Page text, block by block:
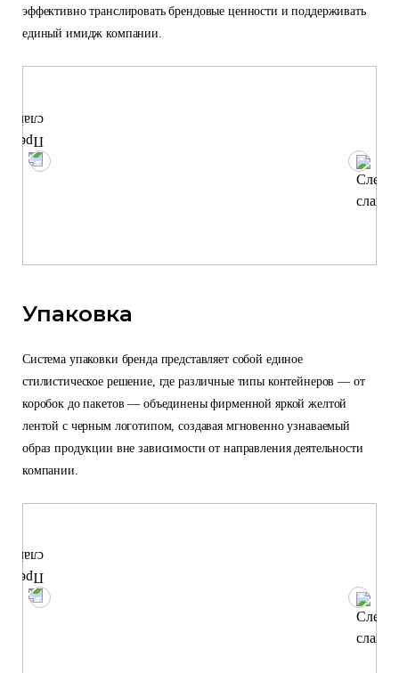
эффективно транслировать брендовые ценности и поддерживать
единый имидж компании.
Упаковка
Система упаковки бренда представляет собой единое
стилистическое решение, где различные типы контейнеров — от
коробок до пакетов — объединены фирменной яркой желтой
лентой с черным логотипом, создавая мгновенно узнаваемый
образ продукции вне зависимости от направления деятельности
компании.